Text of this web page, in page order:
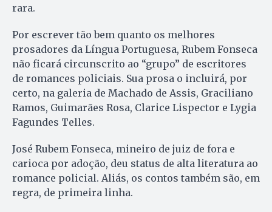
rara.
Por escrever tão bem quanto os melhores
prosadores da Língua Portuguesa, Rubem Fonseca
não ficará circunscrito ao “grupo” de escritores
de romances policiais. Sua prosa o incluirá, por
certo, na galeria de Machado de Assis, Graciliano
Ramos, Guimarães Rosa, Clarice Lispector e Lygia
Fagundes Telles.
José Rubem Fonseca, mineiro de juiz de fora e
carioca por adoção, deu status de alta literatura ao
romance policial. Aliás, os contos também são, em
regra, de primeira linha.